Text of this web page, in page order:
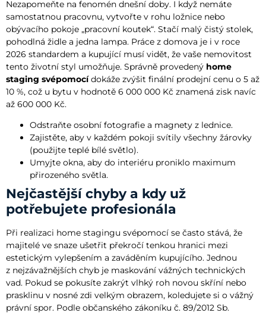
Nezapomeňte na fenomén dnešní doby. I když nemáte
samostatnou pracovnu, vytvořte v rohu ložnice nebo
obývacího pokoje „pracovní koutek“. Stačí malý čistý stolek,
pohodlná židle a jedna lampa. Práce z domova je i v roce
2026 standardem a kupující musí vidět, že vaše nemovitost
tento životní styl umožňuje. Správně provedený home
staging svépomocídokáže zvýšit finální prodejní cenu o 5 až
10 %, což u bytu v hodnotě 6 000 000 Kč znamená zisk navíc
až 600 000 Kč.
Odstraňte osobní fotografie a magnety z lednice.
Zajistěte, aby v každém pokoji svítily všechny žárovky
(použijte teplé bílé světlo).
Umyjte okna, aby do interiéru proniklo maximum
přirozeného světla.
Nejčastější chyby a kdy už
potřebujete profesionála
Při realizaci home stagingu svépomocí se často stává, že
majitelé ve snaze ušetřit překročí tenkou hranici mezi
estetickým vylepšením a zaváděním kupujícího. Jednou
z nejzávažnějších chyb je maskování vážných technických
vad. Pokud se pokusíte zakrýt vlhký roh novou skříní nebo
prasklinu v nosné zdi velkým obrazem, koledujete si o vážný
právní spor. Podle občanského zákoníku č. 89/2012 Sb.